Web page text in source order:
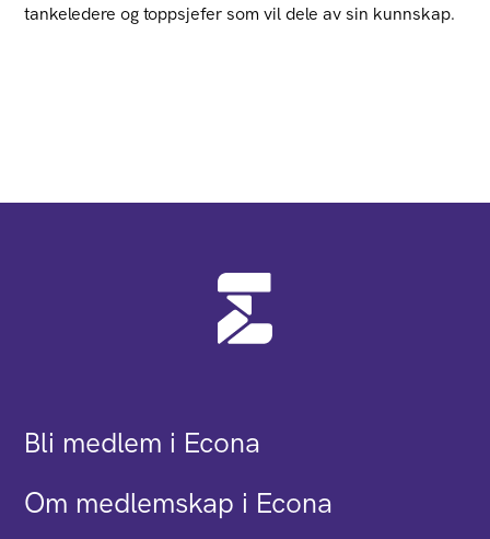
tankeledere og toppsjefer som vil dele av sin kunnskap.
Bli medlem i Econa
Om medlemskap i Econa